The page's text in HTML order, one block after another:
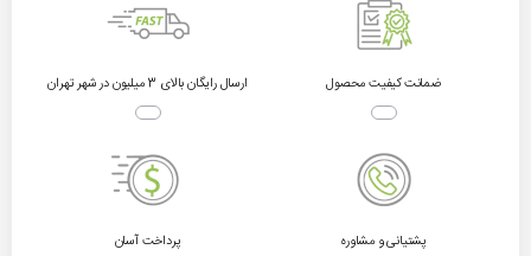
ضمانت کیفیت محصول ارسال رایگان بالای 3 میلیون در شهر تهران
پشتیانی و مشاوره پرداخت آسان